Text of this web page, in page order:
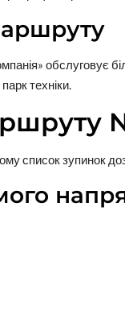
обслуговує
техніки.
список зупинок